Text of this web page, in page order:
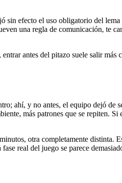
sin efecto el uso obligatorio del
una regla de comunicación, te
antes del pitazo suele salir más
ahí, y no antes, el equipo dejó de
más patrones que se repiten. Si
otra completamente distinta.
real del juego se parece